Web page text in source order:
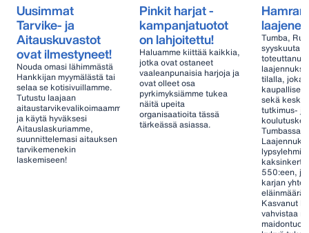
Uusimmat
Tarvike- ja
Aitauskuvastot
ovat ilmestyneet!
Nouda omasi lähimmästä
Hankkijan myymälästä tai
selaa se kotisivuillamme.
Tutustu laajaan
aitaustarvikevalikoimaamme
ja käytä hyväksesi
Aitauslaskuriamme,
suunnittelemasi aitauksen
tarvikemenekin
laskemiseen!
Pinkit harjat -
kampanjatuotot
on lahjoitettu!
Haluamme kiittää kaikkia,
jotka ovat ostaneet
vaaleanpunaisia ​​harjoja ja
ovat olleet osa
pyrkimyksiämme tukea
näitä upeita
organisaatioita tässä
tärkeässä asiassa.
laajenee
Tumba,
syyskuuta
toteuttanut
tilalla, joka
sekä
tutkimus- ja
Tumbassa,
550:een,
karjan
eläinmäärä
Kasvanut
vahvistaa